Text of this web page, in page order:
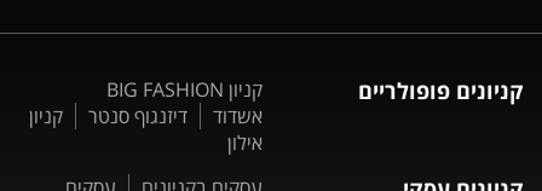
קניונים פופולריים
קניון BIG FASHION
אשדוד
דיזנגוף סנטר
קניון
אילון